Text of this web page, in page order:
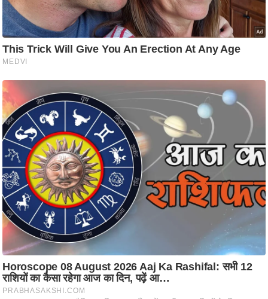
प
र्य
ट
न
ल
फि
ट
ने
स
मं
त्रा
रि
ले
श
न
शि
प